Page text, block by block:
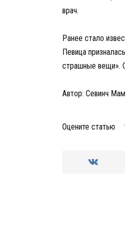
врач.
Ранее стало
Певица
страшные вещи».
Автор: Севинч
Оцените статью